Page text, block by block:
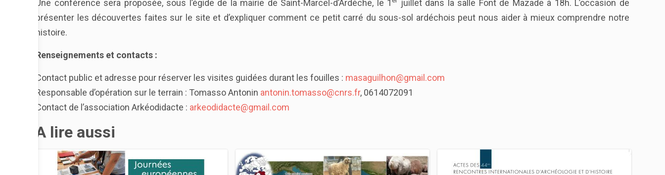
Une conférence sera proposée, sous l’égide de la mairie de Saint-Marcel-d’Ardèche, le 1 juillet dans la salle Font de Mazade à 18h. L’occasion de
présenter les découvertes faites sur le site et d’expliquer comment ce petit carré du sous-sol ardéchois peut nous aider à mieux comprendre notre
histoire.
Renseignements et contacts :
Contact public et adresse pour réserver les visites guidées durant les fouilles : masaguilhon@gmail.com
Responsable d’opération sur le terrain : Tomasso Antonin antonin.tomasso@cnrs.fr, 0614072091
Contact de l’association Arkéodidacte : arkeodidacte@gmail.com
A lire aussi